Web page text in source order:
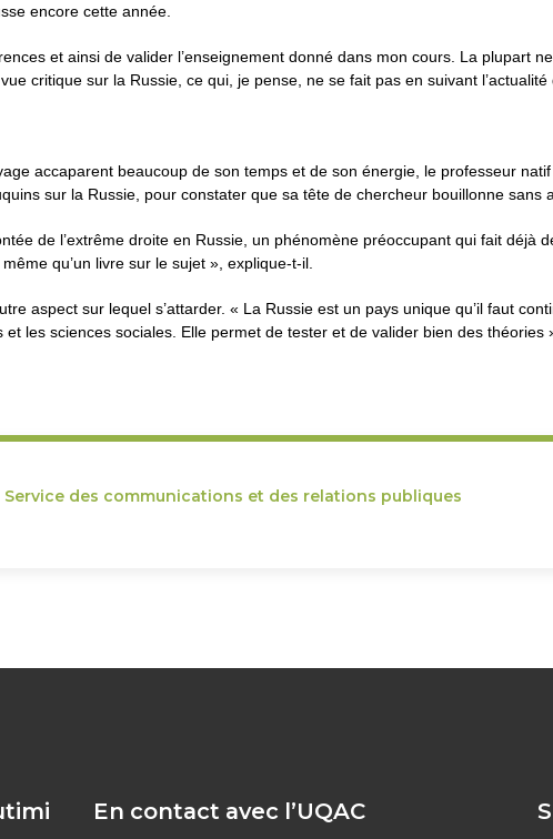
encore cette année.
et ainsi de valider l’enseignement donné dans mon cours. La plupart
critique sur la Russie, ce qui, je pense, ne se fait pas en suivant
accaparent beaucoup de son temps et de son énergie, le professeur
sur la Russie, pour constater que sa tête de chercheur bouillonne sans
de l’extrême droite en Russie, un phénomène préoccupant qui fait déjà
qu’un livre sur le sujet », explique-t-il.
aspect sur lequel s’attarder. « La Russie est un pays unique qu’il faut
les sciences sociales. Elle permet de tester et de valider bien des théories
Service des communications et des relations publiques
En contact avec l’UQAC